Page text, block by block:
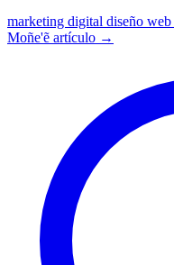
marketing digital diseño web
Moñe'ẽ artículo →